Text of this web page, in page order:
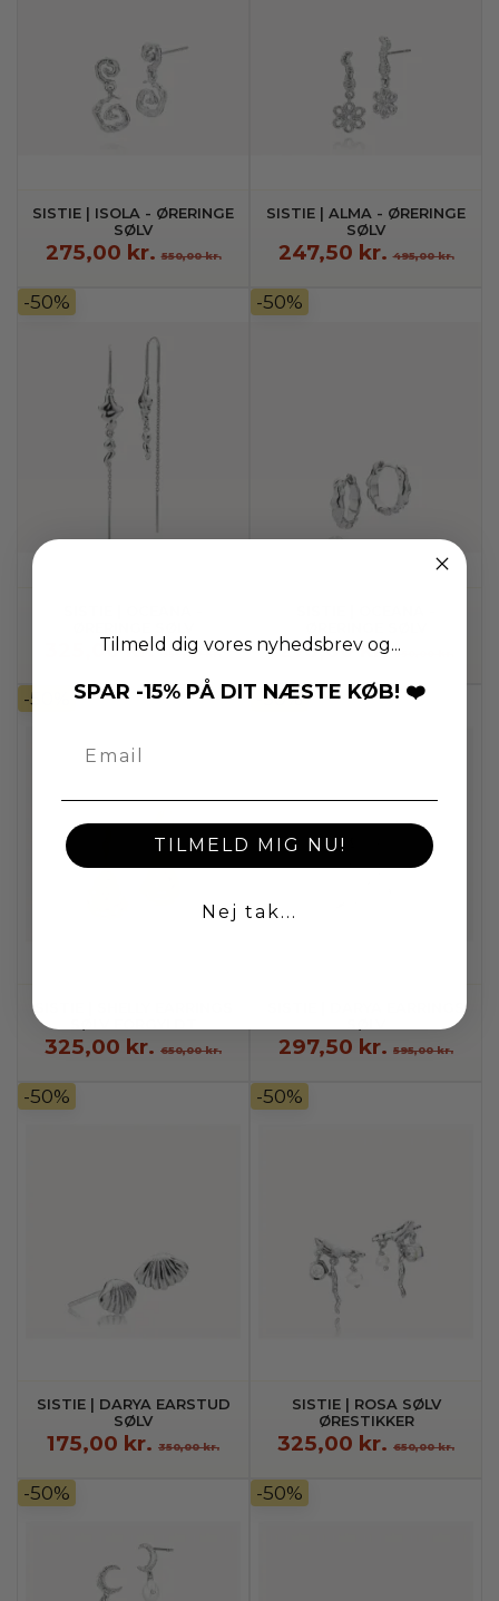
SISTIE | ISOLA - ØRERINGE
SØLV
275,00 kr.550,00 kr.
SISTIE | ALMA - ØRERINGE
SØLV
247,50 kr.495,00 kr.
-50%
325,00 kr.650,00 kr.
-50%
275,00 kr.550,00 kr.
-50%
SISTIE | SHELLY EARRINGS
325,00 kr. 650,00 kr.
-50%
297,50 kr. 595,00 kr.
-50%
SISTIE | DARYA EARSTUD
SØLV
175,00 kr. 350,00 kr.
-50%
SISTIE | ROSA SØLV
ØRESTIKKER
325,00 kr. 650,00 kr.
-50% -50%
Tilmeld dig vores nyhedsbrev og...
SPAR -15% PÅ DIT NÆSTE KØB! ❤️
TILMELD MIG NU!
Nej tak...